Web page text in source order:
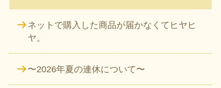
ネットで購入した商品が届かなくてヒヤヒ
ヤ。
〜2026年夏の連休について〜